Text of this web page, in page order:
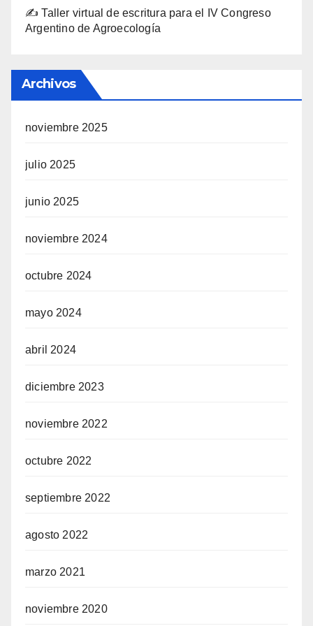
✍️ Taller virtual de escritura para el IV Congreso
Argentino de Agroecología
Archivos
noviembre 2025
julio 2025
junio 2025
noviembre 2024
octubre 2024
mayo 2024
abril 2024
diciembre 2023
noviembre 2022
octubre 2022
septiembre 2022
agosto 2022
marzo 2021
noviembre 2020